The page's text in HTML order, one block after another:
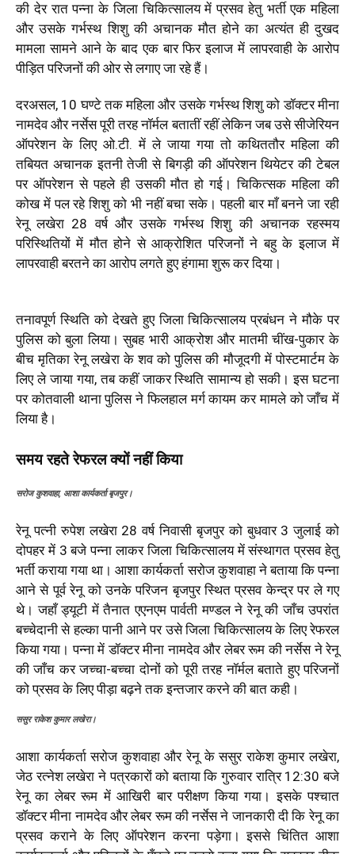
की देर रात पन्ना के जिला चिकित्सालय में प्रसव हेतु भर्ती एक महिला
और उसके गर्भस्थ शिशु की अचानक मौत होने का अत्यंत ही दुखद
मामला सामने आने के बाद एक बार फिर इलाज में लापरवाही के आरोप
पीड़ित परिजनों की ओर से लगाए जा रहे हैं।
दरअसल, 10 घण्टे तक महिला और उसके गर्भस्थ शिशु को डॉक्टर मीना
नामदेव और नर्सेस पूरी तरह नॉर्मल बतातीं रहीं लेकिन जब उसे सीजेरियन
ऑपरेशन के लिए ओ.टी. में ले जाया गया तो कथिततौर महिला की
तबियत अचानक इतनी तेजी से बिगड़ी की ऑपरेशन थियेटर की टेबल
पर ऑपरेशन से पहले ही उसकी मौत हो गई। चिकित्सक महिला की
कोख में पल रहे शिशु को भी नहीं बचा सके। पहली बार माँ बनने जा रही
रेनू लखेरा 28 वर्ष और उसके गर्भस्थ शिशु की अचानक रहस्मय
परिस्थितियों में मौत होने से आक्रोशित परिजनों ने बहु के इलाज में
लापरवाही बरतने का आरोप लगते हुए हंगामा शुरू कर दिया।
तनावपूर्ण स्थिति को देखते हुए जिला चिकित्सालय प्रबंधन ने मौके पर
पुलिस को बुला लिया। सुबह भारी आक्रोश और मातमी चींख-पुकार के
बीच मृतिका रेनू लखेरा के शव को पुलिस की मौजूदगी में पोस्टमार्टम के
लिए ले जाया गया, तब कहीं जाकर स्थिति सामान्य हो सकी। इस घटना
पर कोतवाली थाना पुलिस ने फिलहाल मर्ग कायम कर मामले को जाँच में
लिया है।
समय रहते रेफरल क्यों नहीं किया
सरोज कुशवाहा, आशा कार्यकर्ता बृजपुर।
रेनू पत्नी रुपेश लखेरा 28 वर्ष निवासी बृजपुर को बुधवार 3 जुलाई को
दोपहर में 3 बजे पन्ना लाकर जिला चिकित्सालय में संस्थागत प्रसव हेतु
भर्ती कराया गया था। आशा कार्यकर्ता सरोज कुशवाहा ने बताया कि पन्ना
आने से पूर्व रेनू को उनके परिजन बृजपुर स्थित प्रसव केन्द्र पर ले गए
थे। जहाँ ड्यूटी में तैनात एएनएम पार्वती मण्डल ने रेनू की जाँच उपरांत
बच्चेदानी से हल्का पानी आने पर उसे जिला चिकित्सालय के लिए रेफरल
किया गया। पन्ना में डॉक्टर मीना नामदेव और लेबर रूम की नर्सेस ने रेनू
की जाँच कर जच्चा-बच्चा दोनों को पूरी तरह नॉर्मल बताते हुए परिजनों
को प्रसव के लिए पीड़ा बढ़ने तक इन्तजार करने की बात कही।
ससुर राकेश कुमार लखेरा।
आशा कार्यकर्ता सरोज कुशवाहा और रेनू के ससुर राकेश कुमार लखेरा,
जेठ रत्नेश लखेरा ने पत्रकारों को बताया कि गुरुवार रात्रि 12:30 बजे
रेनू का लेबर रूम में आखिरी बार परीक्षण किया गया। इसके पश्चात
डॉक्टर मीना नामदेव और लेबर रूम की नर्सेस ने जानकारी दी कि रेनू का
प्रसव कराने के लिए ऑपरेशन करना पड़ेगा। इससे चिंतित आशा